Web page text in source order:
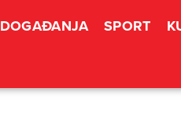
DOGAĐANJA SPORT